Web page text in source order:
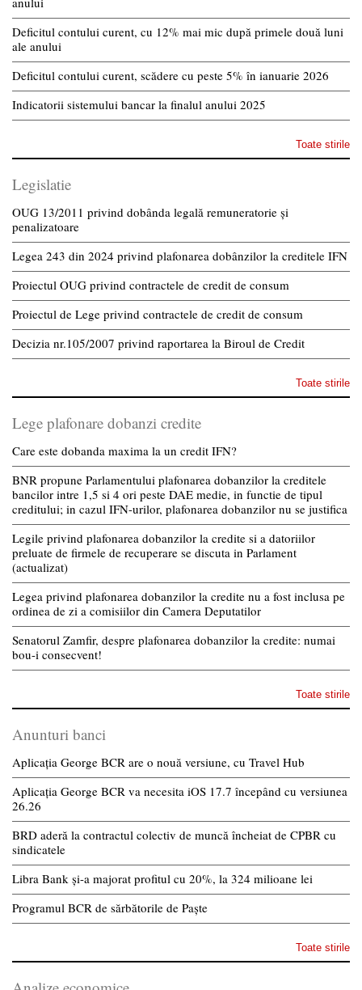
Deficitul contului curent, cu 12% mai mic după primele două luni
ale anului
Deficitul contului curent, scădere cu peste 5% în ianuarie 2026
Indicatorii sistemului bancar la finalul anului 2025
Toate stirile
Legislatie
OUG 13/2011 privind dobânda legală remuneratorie și
penalizatoare
Legea 243 din 2024 privind plafonarea dobânzilor la creditele IFN
Proiectul OUG privind contractele de credit de consum
Proiectul de Lege privind contractele de credit de consum
Decizia nr.105/2007 privind raportarea la Biroul de Credit
Toate stirile
Lege plafonare dobanzi credite
Care este dobanda maxima la un credit IFN?
BNR propune Parlamentului plafonarea dobanzilor la creditele
bancilor intre 1,5 si 4 ori peste DAE medie, in functie de tipul
creditului; in cazul IFN-urilor, plafonarea dobanzilor nu se justifica
Legile privind plafonarea dobanzilor la credite si a datoriilor
preluate de firmele de recuperare se discuta in Parlament
(actualizat)
Legea privind plafonarea dobanzilor la credite nu a fost inclusa pe
ordinea de zi a comisiilor din Camera Deputatilor
Senatorul Zamfir, despre plafonarea dobanzilor la credite: numai
bou-i consecvent!
Toate stirile
Anunturi banci
Aplicația George BCR are o nouă versiune, cu Travel Hub
Aplicația George BCR va necesita iOS 17.7 începând cu versiunea
26.26
BRD aderă la contractul colectiv de muncă încheiat de CPBR cu
sindicatele
Libra Bank și-a majorat profitul cu 20%, la 324 milioane lei
Programul BCR de sărbătorile de Paște
Toate stirile